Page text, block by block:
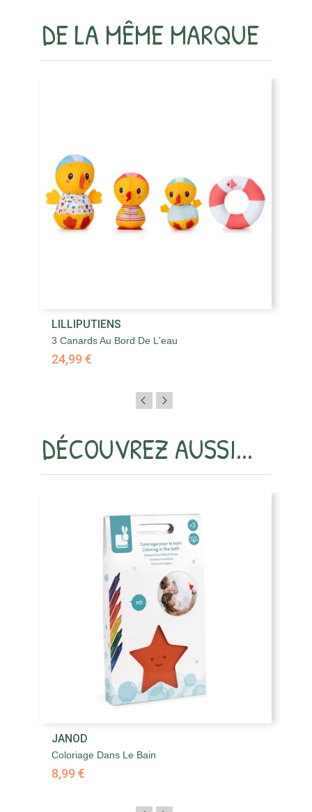
DE LA MÊME MARQUE
LILLIPUTIENS
3 Canards Au Bord De L'eau
24,99 €
DÉCOUVREZ AUSSI...
JANOD
Coloriage Dans Le Bain
8,99 €